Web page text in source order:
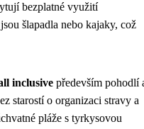
bezplatné využití
šlapadla nebo kajaky, což
inclusive především pohodlí
starostí o organizaci stravy a
pláže s tyrkysovou